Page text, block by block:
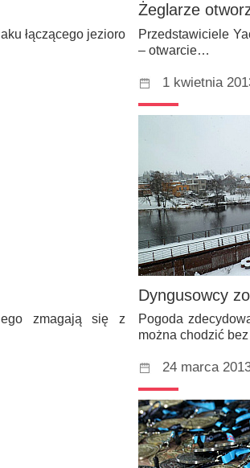
łączącego jezioro
Żeglarze
Przedstawiciele
– otwarcie…
zmagają się z
1 kwietnia
Dyngusowcy
Pogoda
można chodzić
24 marca